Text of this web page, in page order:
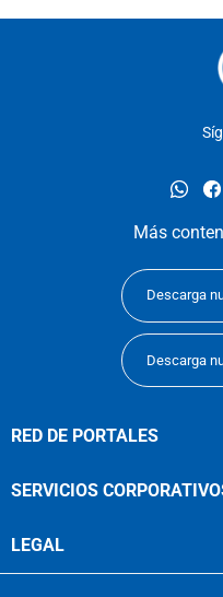
Más
Descarga
Descarga
RED DE PORTALES
SERVICIOS
LEGAL